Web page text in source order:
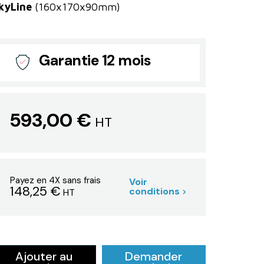
(160x170x90mm)
Garantie 12 mois
593,00 € HT
Payez en 4X sans frais
148,25 € HT
Voir
conditions
Ajouter au Demander